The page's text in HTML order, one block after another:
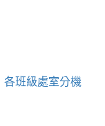
各班級處室分機